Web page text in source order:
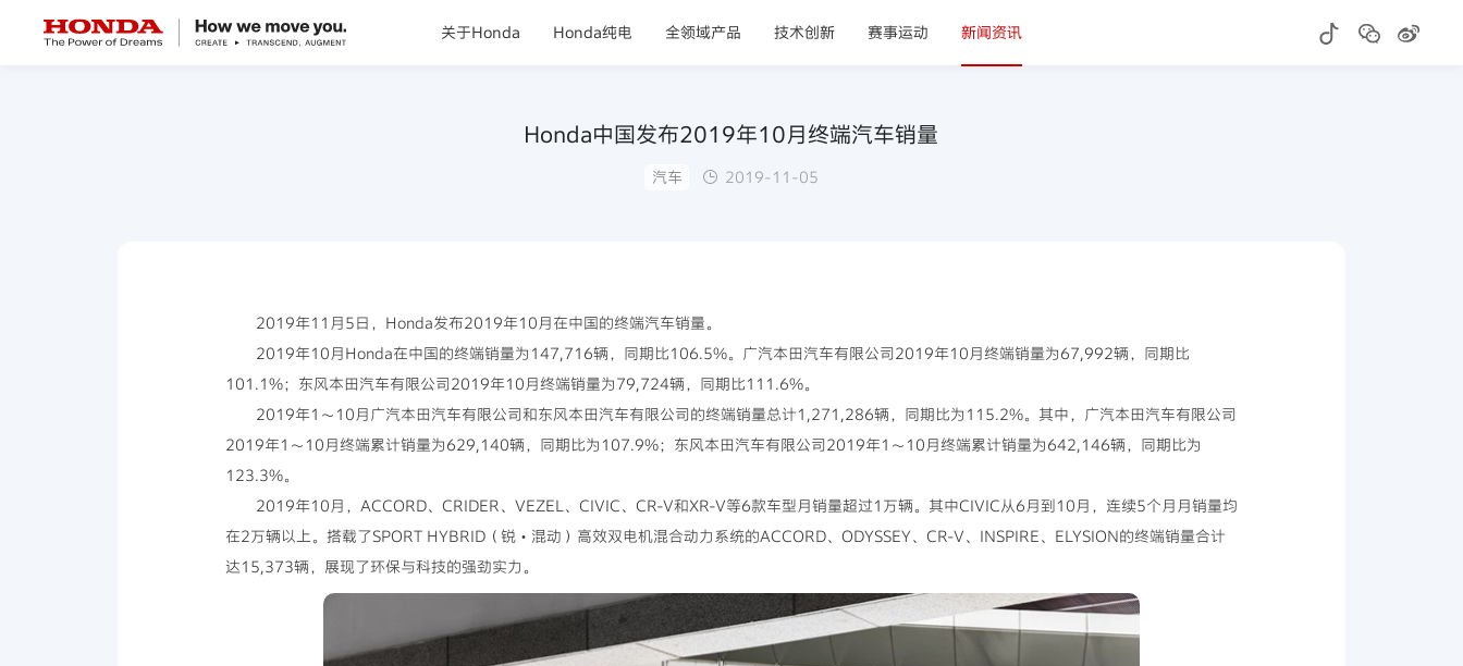
关于Honda Honda纯电 全领域产品 技术创新 赛事运动 新闻资讯
Honda中国发布2019年10月终端汽车销量
汽车 2019-11-05
2019年11月5日，Honda发布2019年10月在中国的终端汽车销量。
2019年10月Honda在中国的终端销量为147,716辆，同期比106.5%。广汽本田汽车有限公司2019年10月终端销量为67,992辆，同期比
101.1%；东风本田汽车有限公司2019年10月终端销量为79,724辆，同期比111.6%。
2019年1～10月广汽本田汽车有限公司和东风本田汽车有限公司的终端销量总计1,271,286辆，同期比为115.2%。其中，广汽本田汽车有限公司
2019年1～10月终端累计销量为629,140辆，同期比为107.9%；东风本田汽车有限公司2019年1～10月终端累计销量为642,146辆，同期比为
123.3%。
2019年10月，ACCORD、CRIDER、VEZEL、CIVIC、CR-V和XR-V等6款车型月销量超过1万辆。其中CIVIC从6月到10月，连续5个月月销量均
在2万辆以上。搭载了SPORT HYBRID（锐・混动）高效双电机混合动力系统的ACCORD、ODYSSEY、CR-V、INSPIRE、ELYSION的终端销量合计
达15,373辆，展现了环保与科技的强劲实力。